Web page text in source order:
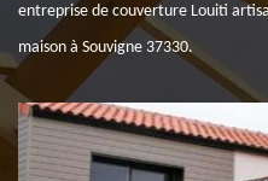
entreprise de couverture Louiti
maison à Souvigne 37330.